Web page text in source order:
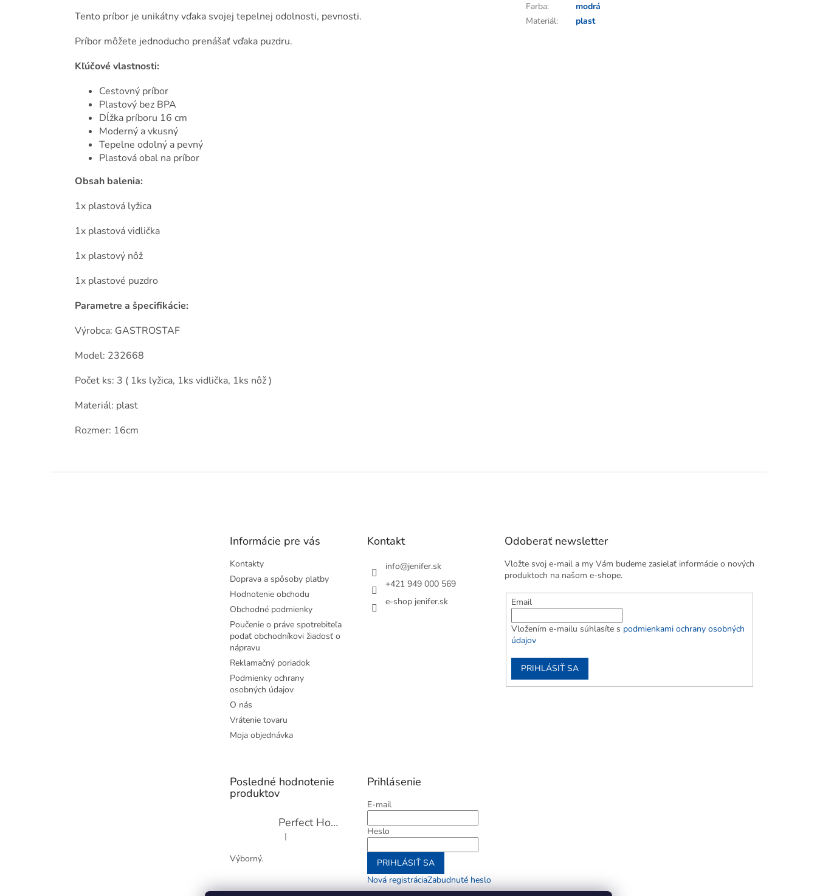
Tento príbor je unikátny vďaka svojej tepelnej odolnosti, pevnosti.
Príbor môžete jednoducho prenášať vďaka puzdru.
Kľúčové vlastnosti:
Cestovný príbor
Plastový bez BPA
Dĺžka príboru 16 cm
Moderný a vkusný
Tepelne odolný a pevný
Plastová obal na príbor
Obsah balenia:
1x plastová lyžica
1x plastová vidlička
1x plastový nôž
1x plastové puzdro
Parametre a špecifikácie:
Výrobca: GASTROSTAF
Model: 232668
Počet ks: 3 ( 1ks lyžica, 1ks vidlička, 1ks nôž )
Materiál: plast
Rozmer: 16cm
Farba:
modrá
Materiál: plast
Informácie pre vás
Kontakty
Doprava a spôsoby platby
Hodnotenie obchodu
Obchodné podmienky
Poučenie o práve spotrebiteľa
podať obchodníkovi žiadosť o
nápravu
Reklamačný poriadok
Podmienky ochrany
osobných údajov
O nás
Vrátenie tovaru
Moja objednávka
Kontakt
info@jenifer.sk
+421 949 000 569
e-shop jenifer.sk
Odoberať newsletter
Vložte svoj e-mail a my Vám budeme zasielať informácie o nových
produktoch na našom e-shope.
Email
Vložením e-mailu súhlasíte s podmienkami ochrany osobných
údajov
PRIHLÁSIŤ SA
Posledné hodnotenie
produktov
Perfect Home Tĺčik na mäso so sekáčikom, 56893
Hodnotenie produktu je 5 z 5 hviezdičiek.
|
Výborný.
Prihlásenie
E-mail
Heslo
PRIHLÁSIŤ SA
Nová registráciaZabudnuté heslo